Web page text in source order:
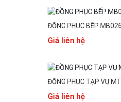
ĐỒNG PHỤC BẾP MB026
Giá liên hệ
ĐỒNG PHỤC TẠP VỤ
Giá liên hệ